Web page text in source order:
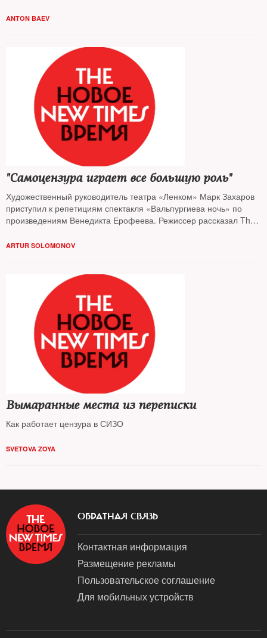
ANTON BAEV
"Самоцензура играет все большую роль"
Художественный руководитель театра «Ленком» Марк Захаров
приступил к репетициям спектакля «Вальпургиева ночь» по
произведениям Венедикта Ерофеева. Режиссер рассказал The
запрещено и почему он настороженно относится к ликованию
ARTUR SOLOMONOV
Вымаранные места из переписки
Как работает цензура в СИЗО
SVETOVA ZOYA
ОБРАТНАЯ СВЯЗЬ
Контактная информация
Размещение рекламы
Пользовательское соглашение
Для мобильных устройств